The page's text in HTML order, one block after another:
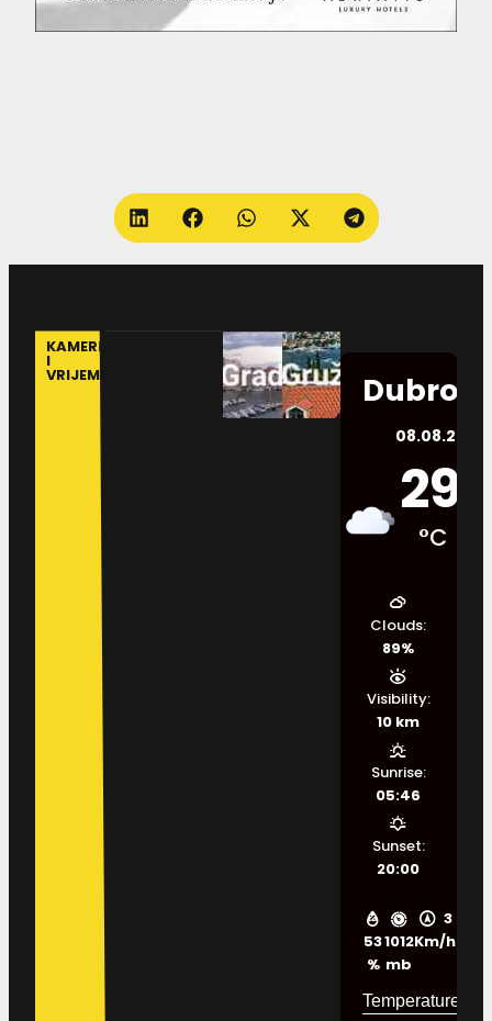
KAMERE
I
VRIJEME
08.08.2026.
29
°C
53
%
1012
mb
3
Km/h
Clouds:
89%
Visibility:
10 km
Sunrise:
05:46
Sunset:
20:00